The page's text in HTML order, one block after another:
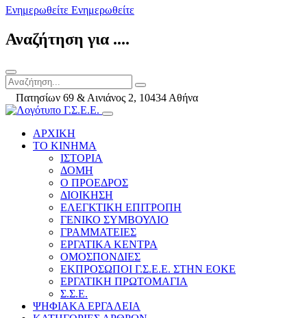
Ενημερωθείτε Ενημερωθείτε
Αναζήτηση για ....
Πατησίων 69 & Αινιάνος 2, 10434 Αθήνα
ΑΡΧΙΚΗ
ΤΟ ΚΙΝΗΜΑ
ΙΣΤΟΡΙΑ
ΔΟΜΗ
Ο ΠΡΟΕΔΡΟΣ
ΔΙΟΙΚΗΣΗ
ΕΛΕΓΚΤΙΚΗ ΕΠΙΤΡΟΠΗ
ΓΕΝΙΚΟ ΣΥΜΒΟΥΛΙΟ
ΓΡΑΜΜΑΤΕΙΕΣ
ΕΡΓΑΤΙΚΑ ΚΕΝΤΡΑ
ΟΜΟΣΠΟΝΔΙΕΣ
ΕΚΠΡΟΣΩΠΟΙ Γ.Σ.Ε.Ε. ΣΤΗΝ ΕΟΚΕ
ΕΡΓΑΤΙΚΗ ΠΡΩΤΟΜΑΓΙΑ
Σ.Σ.Ε.
ΨΗΦΙΑΚΑ ΕΡΓΑΛΕΙΑ